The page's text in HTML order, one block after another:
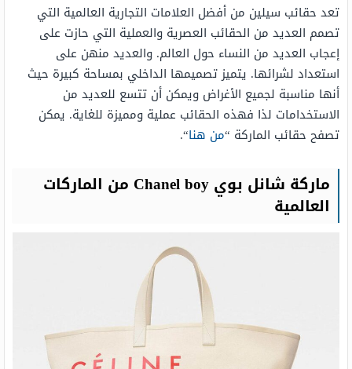
تعد حقائب سيلين من أفضل العلامات التجارية العالمية التي
تصمم العديد من الحقائب العصرية والعملية التي حازت على
إعجاب العديد من النساء حول العالم. والعديد منهن على
استعداد لشرائها. يتميز تصميمها الداخلي بمساحة كبيرة حيث
أنها مناسبة لجميع الأغراض ويمكن أن تتسع للعديد من
الاستخدامات لذا فهذه الحقائب عملية ومميزة للغاية. يمكن
تصفح حقائب الماركة “من هنا“.
ماركة شانل بوي Chanel boy من الماركات
العالمية